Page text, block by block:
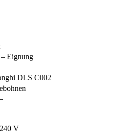
Eignung
DLS C002
V